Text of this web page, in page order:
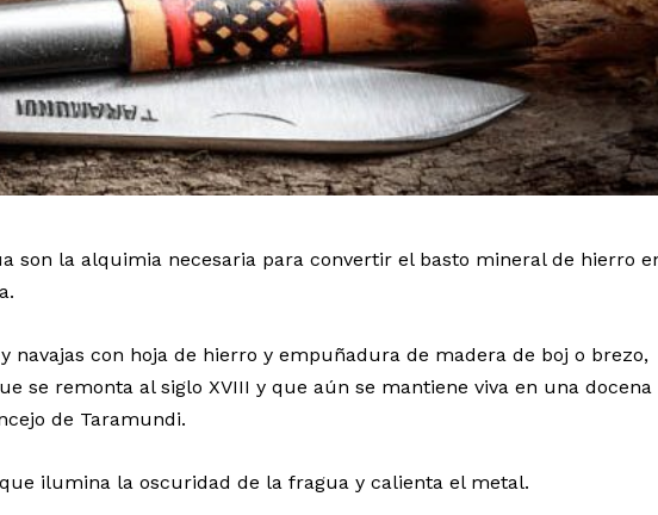
son la alquimia necesaria para convertir el basto mineral de hierro
navajas con hoja de hierro y empuñadura de madera de boj o brezo,
se remonta al siglo XVIII y que aún se mantiene viva en una docena
de Taramundi.
ilumina la oscuridad de la fragua y calienta el metal.